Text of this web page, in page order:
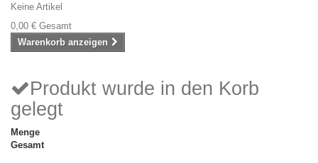
Keine Artikel
0,00 € Gesamt
Warenkorb anzeigen
Produkt wurde in den Korb
gelegt
Menge
Gesamt